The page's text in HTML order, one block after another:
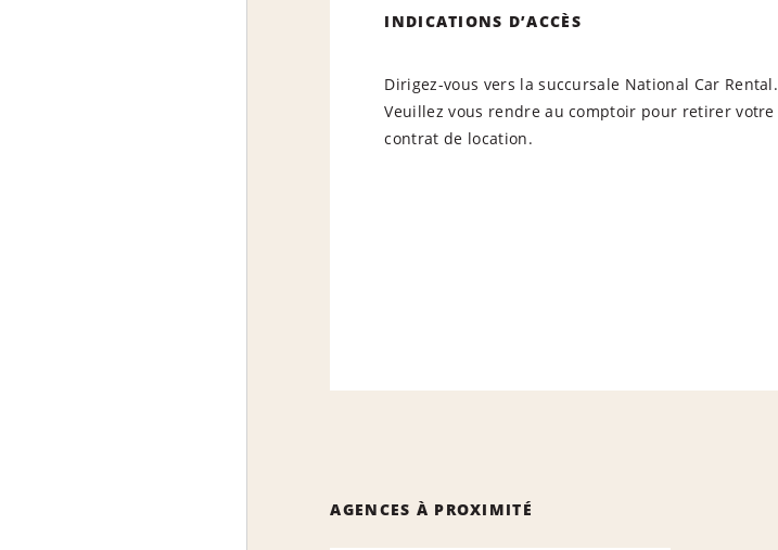
INDICATIONS D’ACCÈS
Dirigez-vous vers la succursale National Car Rental.
Veuillez vous rendre au comptoir pour retirer votre
contrat de location.
AGENCES À PROXIMITÉ